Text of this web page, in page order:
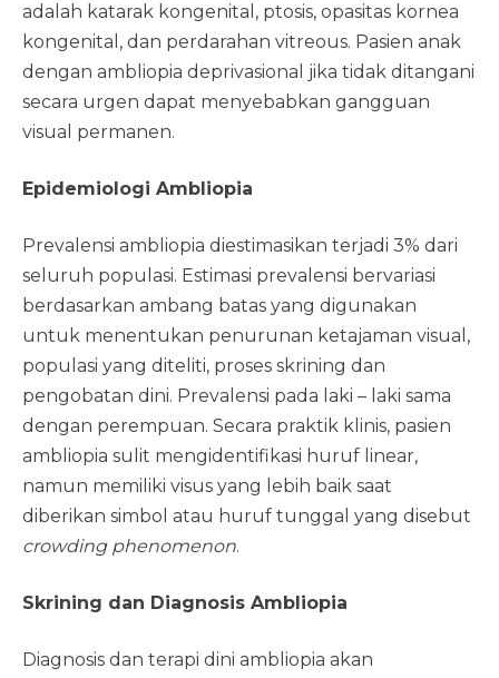
adalah katarak kongenital, ptosis, opasitas kornea
kongenital, dan perdarahan vitreous. Pasien anak
dengan ambliopia deprivasional jika tidak ditangani
secara urgen dapat menyebabkan gangguan
visual permanen.
Epidemiologi Ambliopia
Prevalensi ambliopia diestimasikan terjadi 3% dari
seluruh populasi. Estimasi prevalensi bervariasi
berdasarkan ambang batas yang digunakan
untuk menentukan penurunan ketajaman visual,
populasi yang diteliti, proses skrining dan
pengobatan dini. Prevalensi pada laki – laki sama
dengan perempuan. Secara praktik klinis, pasien
ambliopia sulit mengidentifikasi huruf linear,
namun memiliki visus yang lebih baik saat
diberikan simbol atau huruf tunggal yang disebut
crowding phenomenon.
Skrining dan Diagnosis Ambliopia
Diagnosis dan terapi dini ambliopia akan